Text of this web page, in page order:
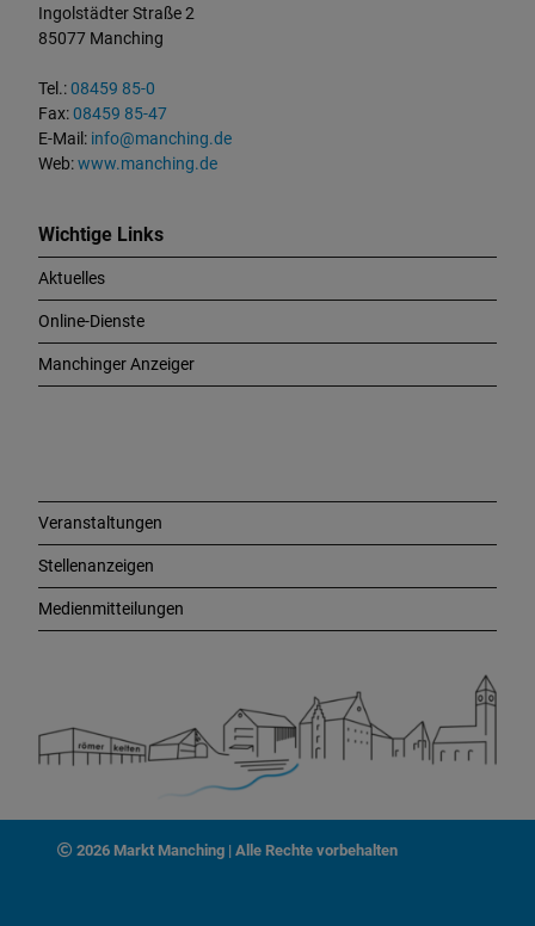
Ingolstädter Straße 2
85077 Manching
Tel.:08459 85-0
Fax:08459 85-47
E-Mail: info@manching.de
Web:www.manching.de
Wichtige Links
Aktuelles
Online-Dienste
Manchinger Anzeiger
Veranstaltungen
Stellenanzeigen
Medienmitteilungen
2026 Markt Manching | Alle Rechte vorbehalten